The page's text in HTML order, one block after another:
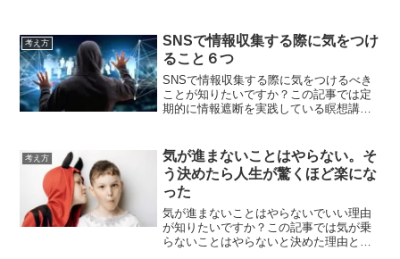
ーの詩ゲストハウスに関心ある方必見
考え方
SNSで情報収集する際に気をつけ
ること６つ
SNSで情報収集する際に気をつけるべき
ことが知りたいですか？この記事では定
期的に情報遮断を実践している瞑想講師
集するなら何に気をつけた方がよいのか
知りたい方は必見
考え方
気が進まないことはやらない。そ
う決めたら人生が驚くほど楽にな
った
気が進まないことはやらないでいい理由
が知りたいですか？この記事では気が乗
らないことはやらないと決めた理由とそ